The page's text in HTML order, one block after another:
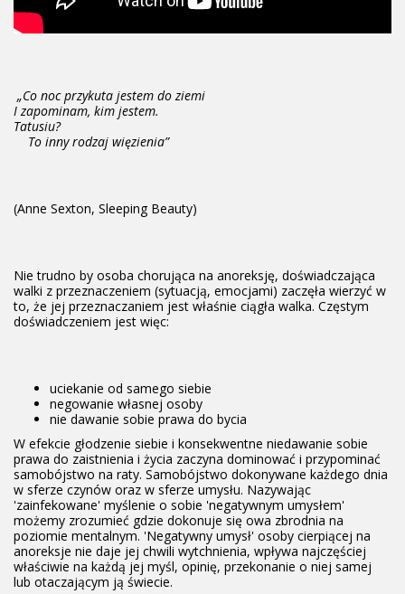
„Co noc przykuta jestem do ziemi
I zapominam, kim jestem.
Tatusiu?
To inny rodzaj więzienia”
(Anne Sexton, Sleeping Beauty)
Nie trudno by osoba chorująca na anoreksję, doświadczająca
walki z przeznaczeniem (sytuacją, emocjami) zaczęła wierzyć w
to, że jej przeznaczaniem jest właśnie ciągła walka. Częstym
doświadczeniem jest więc:
uciekanie od samego siebie
negowanie własnej osoby
nie dawanie sobie prawa do bycia
W efekcie głodzenie siebie i konsekwentne niedawanie sobie
prawa do zaistnienia i życia zaczyna dominować i przypominać
samobójstwo na raty. Samobójstwo dokonywane każdego dnia
w sferze czynów oraz w sferze umysłu. Nazywając
'zainfekowane' myślenie o sobie 'negatywnym umysłem'
możemy zrozumieć gdzie dokonuje się owa zbrodnia na
poziomie mentalnym. 'Negatywny umysł' osoby cierpiącej na
anoreksje nie daje jej chwili wytchnienia, wpływa najczęściej
właściwie na każdą jej myśl, opinię, przekonanie o niej samej
lub otaczającym ją świecie.